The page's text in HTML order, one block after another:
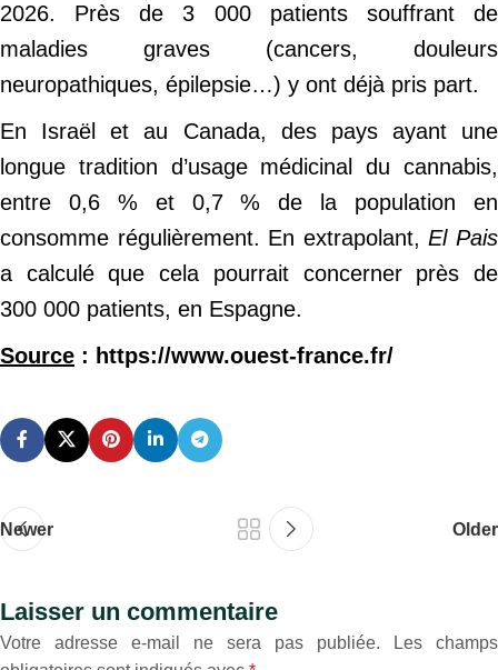
2026. Près de 3 000 patients souffrant de
maladies graves (cancers, douleurs
neuropathiques, épilepsie…) y ont déjà pris part.
En Israël et au Canada, des pays ayant une
longue tradition d’usage médicinal du cannabis,
entre 0,6 % et 0,7 % de la population en
consomme régulièrement. En extrapolant,El Pais
a calculé que cela pourrait concerner près de
300 000 patients, en Espagne.
Source : https://www.ouest-france.fr/
Newer Older
Laisser un commentaire
Votre adresse e-mail ne sera pas publiée.
Les champs